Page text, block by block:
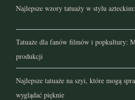
październik 2021
wrzesień 2021
Najlepsze wzory tatuaży w stylu
Tatuaże dla fanów filmów i popkultury:
produkcji
Najlepsze tatuaże na szyi, które mogą
wyglądać pięknie